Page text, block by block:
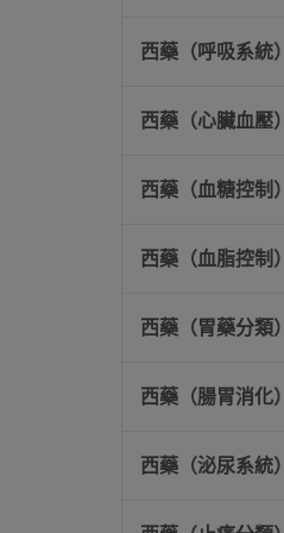
西藥（呼吸系統）
西藥（心臟血壓）
西藥（血糖控制）
西藥（血脂控制）
西藥（胃藥分類）
西藥（腸胃消化）
西藥（泌尿系統）